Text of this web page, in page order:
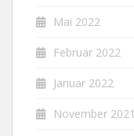
Mai 2022
Februar 2022
Januar 2022
November 2021